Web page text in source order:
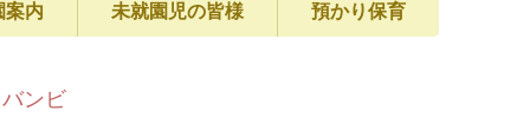
案内 未就園児の皆様 預かり保育
ンビ